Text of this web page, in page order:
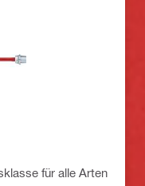
für alle Arten